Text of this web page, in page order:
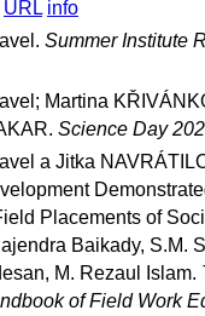
URL info
Summer Institute
Martina
Science Day
a Jitka
Placements of
Baikady, S.M.
M. Rezaul Islam.
of Field Work